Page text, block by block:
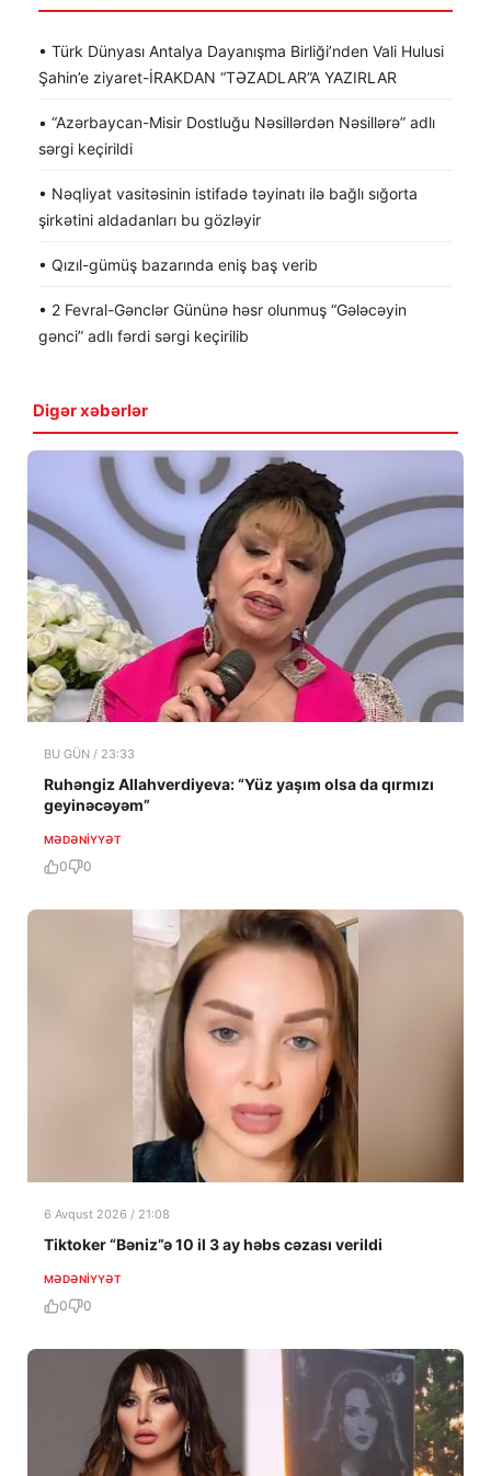
• Türk Dünyası Antalya Dayanışma Birliği’nden Vali Hulusi
Şahin’e ziyaret-İRAKDAN “TƏZADLAR”A YAZIRLAR
• “Azərbaycan-Misir Dostluğu Nəsillərdən Nəsillərə” adlı
sərgi keçirildi
• Nəqliyat vasitəsinin istifadə təyinatı ilə bağlı sığorta
şirkətini aldadanları bu gözləyir
• Qızıl-gümüş bazarında eniş baş verib
• 2 Fevral-Gənclər Gününə həsr olunmuş “Gələcəyin
gənci” adlı fərdi sərgi keçirilib
Digər xəbərlər
BU GÜN / 23:33
Ruhəngiz Allahverdiyeva: “Yüz yaşım olsa da qırmızı
geyinəcəyəm”
MƏDƏNIYYƏT
0 0
6 Avqust 2026 / 21:08
Tiktoker “Bəniz”ə 10 il 3 ay həbs cəzası verildi
MƏDƏNIYYƏT
0 0